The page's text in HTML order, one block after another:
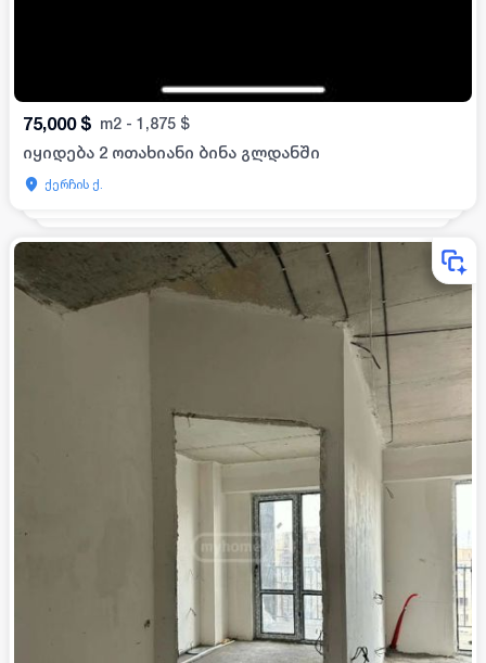
75,000 $ m2 - 1,875 $
იყიდება 2 ოთახიანი ბინა გლდანში
ქერჩის ქ.